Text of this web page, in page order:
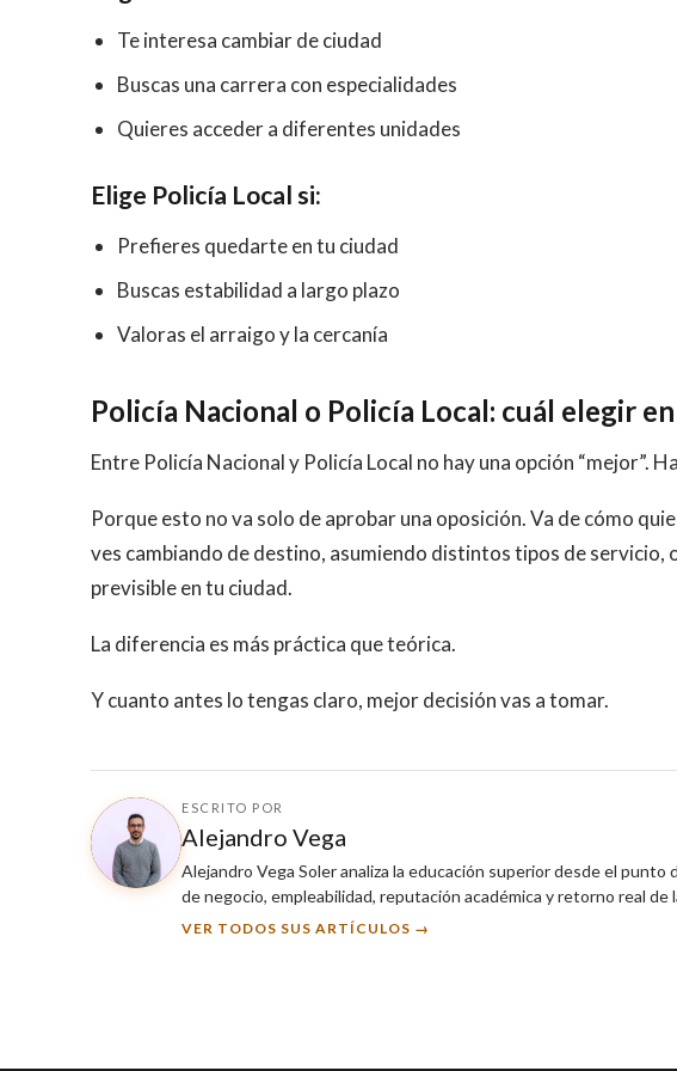
Te interesa cambiar de ciudad
Buscas una carrera con especialidades
Quieres acceder a diferentes unidades
Elige Policía Local si:
Prefieres quedarte en tu ciudad
Buscas estabilidad a largo plazo
Valoras el arraigo y la cercanía
Policía Nacional o Policía Local: cuál elegir
Entre Policía Nacional y Policía Local no hay una opción “mejor”.
Porque esto no va solo de aprobar una oposición. Va de cómo
ves cambiando de destino, asumiendo distintos tipos de servicio,
previsible en tu ciudad.
La diferencia es más práctica que teórica.
Y cuanto antes lo tengas claro, mejor decisión vas a tomar.
ESCRITO POR
Alejandro Vega
Alejandro Vega Soler analiza la educación superior desde el
de negocio, empleabilidad, reputación académica y retorno real de
VER TODOS SUS ARTÍCULOS →